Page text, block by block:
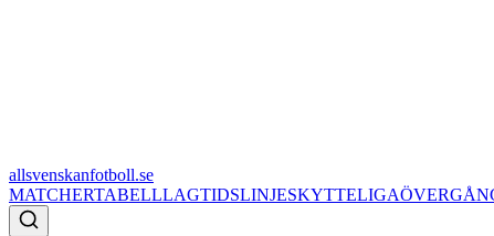
allsvenskanfotboll.se
MATCHERTABELLLAGTIDSLINJESKYTTELIGA